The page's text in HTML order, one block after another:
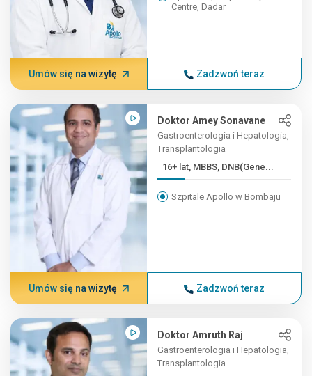
Centre, Dadar
Umów się na wizytę Zadzwoń teraz
Doktor Amey Sonavane
Gastroenterologia i Hepatologia,
Transplantologia
16+ lat, MBBS, DNB(Gene...
Szpitale Apollo w Bombaju
Umów się na wizytę Zadzwoń teraz
Doktor Amruth Raj
Gastroenterologia i Hepatologia,
Transplantologia